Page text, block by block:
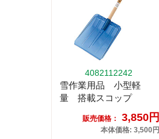
4082112242
雪作業用品 小型軽
量 搭載スコップ
販売価格： 3,850円
本体価格: 3,500円